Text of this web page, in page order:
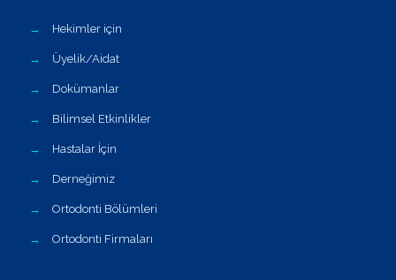
→ Hekimler için
→ Üyelik/Aidat
→ Dokümanlar
→ Bilimsel Etkinlikler
→ Hastalar İçin
→ Derneğimiz
→ Ortodonti Bölümleri
→ Ortodonti Firmaları